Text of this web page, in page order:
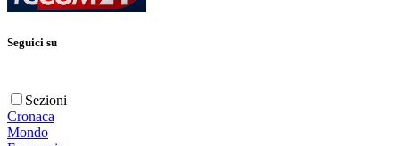
Seguici su
Sezioni
Cronaca
Mondo